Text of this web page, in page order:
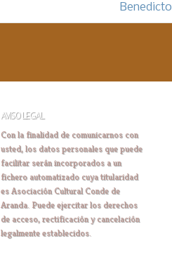
Benedicto
AVISO LEGAL
Con la finalidad de comunicarnos con
usted, los datos personales que puede
facilitar serán incorporados a un
fichero automatizado cuya titularidad
es Asociación Cultural Conde de
Aranda. Puede ejercitar los derechos
de acceso, rectificación y cancelación
legalmente establecidos.